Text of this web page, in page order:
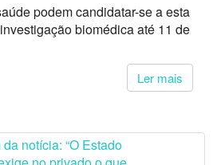
podem candidatar-se a esta
biomédica até 11 de
Ler mais